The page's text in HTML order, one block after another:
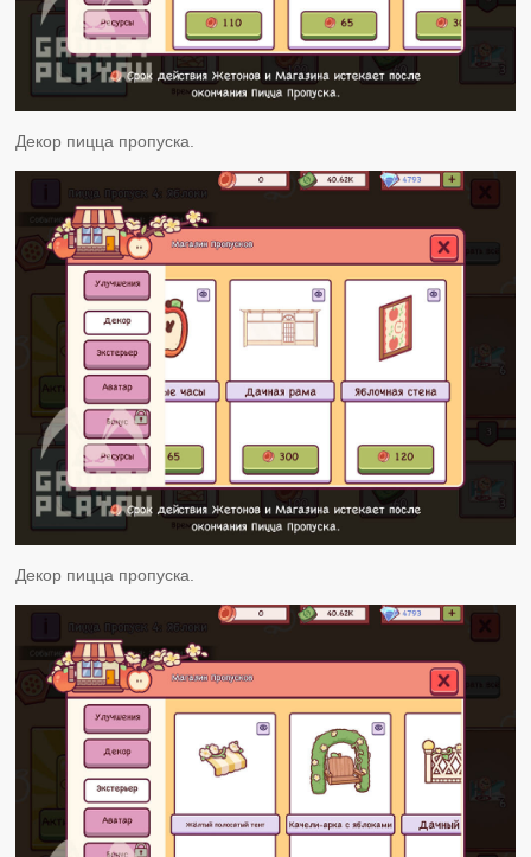
Декор пицца пропуска.
Декор пицца пропуска.